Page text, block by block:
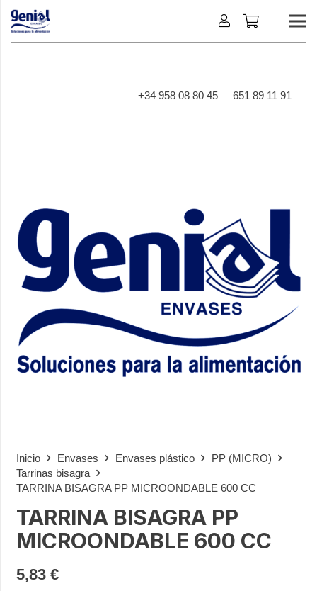
+34 958 08 80 45 651 89 11 91
Inicio Envases Envases plástico
PP (MICRO)
Tarrinas bisagra
TARRINA BISAGRA PP MICROONDABLE 600 CC
TARRINA BISAGRA PP
MICROONDABLE 600 CC
5,83 €